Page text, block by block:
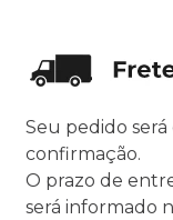
Seu pedido será
confirmação.
O prazo de
será informado